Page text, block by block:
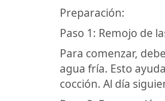
Preparación:
Paso 1: Remojo de
Para comenzar,
agua fría. Esto
cocción. Al día